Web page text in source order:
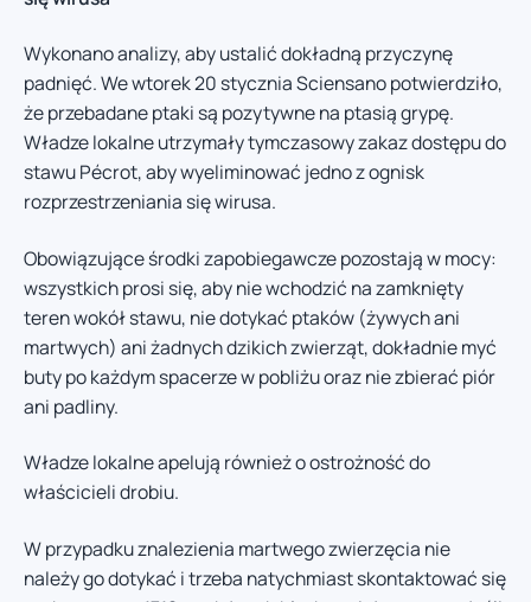
Wykonano analizy, aby ustalić dokładną przyczynę
padnięć. We wtorek 20 stycznia Sciensano potwierdziło,
że przebadane ptaki są pozytywne na ptasią grypę.
Władze lokalne utrzymały tymczasowy zakaz dostępu do
stawu Pécrot, aby wyeliminować jedno z ognisk
rozprzestrzeniania się wirusa.
Obowiązujące środki zapobiegawcze pozostają w mocy:
wszystkich prosi się, aby nie wchodzić na zamknięty
teren wokół stawu, nie dotykać ptaków (żywych ani
martwych) ani żadnych dzikich zwierząt, dokładnie myć
buty po każdym spacerze w pobliżu oraz nie zbierać piór
ani padliny.
Władze lokalne apelują również o ostrożność do
właścicieli drobiu.
W przypadku znalezienia martwego zwierzęcia nie
należy go dotykać i trzeba natychmiast skontaktować się